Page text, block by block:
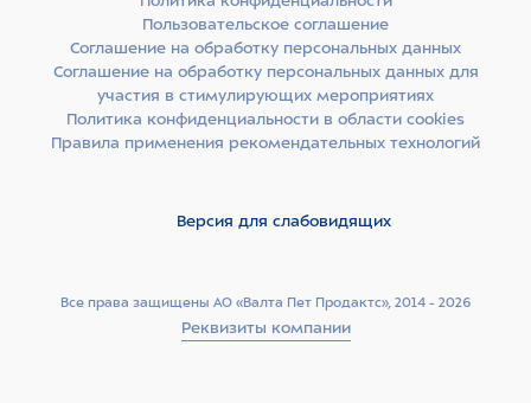
Все права защищены АО «Валта Пет Продактс», 2014 - 2026
Реквизиты компании
Пользовательское соглашение
Соглашение на обработку персональных данных
Соглашение на обработку персональных данных для
участия в стимулирующих мероприятиях
Политика конфиденциальности в области cookies
Правила применения рекомендательных технологий
Версия для слабовидящих